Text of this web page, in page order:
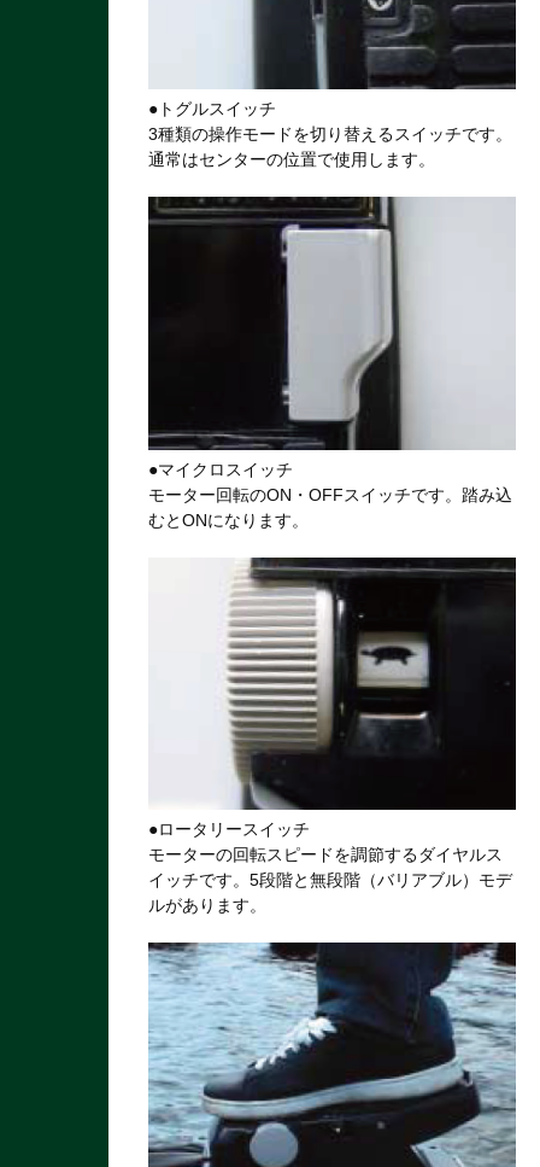
●トグルスイッチ
3種類の操作モードを切り替えるスイッチです。
通常はセンターの位置で使用します。
●マイクロスイッチ
モーター回転のON・OFFスイッチです。踏み込
むとONになります。
●ロータリースイッチ
モーターの回転スピードを調節するダイヤルス
イッチです。5段階と無段階（バリアブル）モデ
ルがあります。